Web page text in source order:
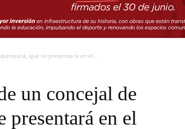
que se presentará en el...
un concejal de
presentará en el